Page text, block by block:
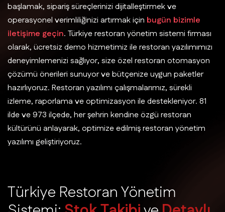
başlamak, sipariş süreçlerinizi dijitalleştirmek ve
operasyonel verimliliğinizi artırmak için bugün bizimle
iletişime geçin. Türkiye restoran yönetim sistemi firması
olarak, ücretsiz demo hizmetimiz ile restoran yazılımımızı
deneyimlemenizi sağlıyor, size özel restoran otomasyon
çözümü önerileri sunuyor ve bütçenize uygun paketler
hazırlıyoruz. Restoran yazılımı çalışmalarımız, sürekli
izleme, raporlama ve optimizasyon ile destekleniyor. 81
ilde ve 973 ilçede, her şehrin kendine özgü restoran
kültürünü anlayarak, optimize edilmiş restoran yönetim
yazılımı geliştiriyoruz.
Türkiye RestoranYönetim